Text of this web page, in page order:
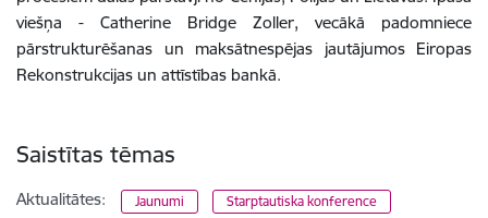
viešņa - Catherine Bridge Zoller, vecākā padomniece
pārstrukturēšanas un maksātnespējas jautājumos Eiropas
Rekonstrukcijas un attīstības bankā.
Saistītas tēmas
Aktualitātes: Jaunumi Starptautiska konference